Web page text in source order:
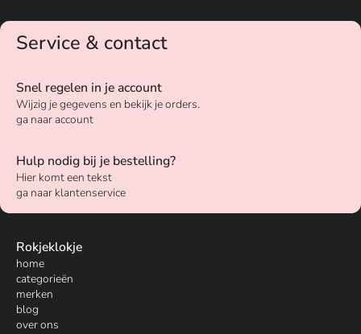
Service & contact
Snel regelen in je account
Wijzig je gegevens en bekijk je orders.
ga naar account
Hulp nodig bij je bestelling?
Hier komt een tekst
ga naar klantenservice
Rokjeklokje
home
categorieën
merken
blog
over ons